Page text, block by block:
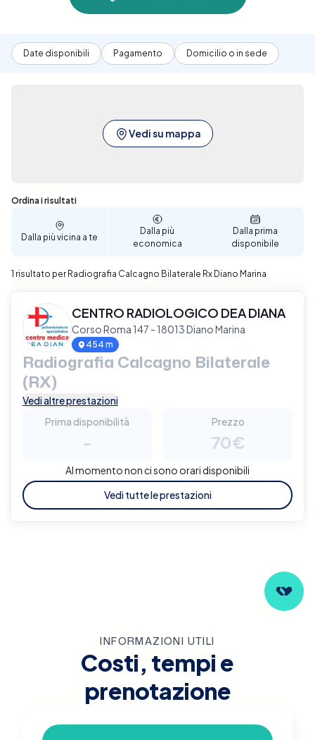
Date disponibili Pagamento Domicilio o in sede
Vedi su mappa
Sono stati trovati 1 risultati
Ordina i risultati
Dalla più vicina a te
Dalla più
economica
Dalla prima
disponibile
1 risultato per Radiografia Calcagno Bilaterale Rx Diano Marina
CENTRO RADIOLOGICO DEA DIANA
Corso Roma 147 - 18013 Diano Marina
454 m
Radiografia Calcagno Bilaterale
(RX)
Vedi altre prestazioni
Prima disponibilità
-
Prezzo
70€
Al momento non ci sono orari disponibili
Vedi tutte le prestazioni
INFORMAZIONI UTILI
Costi, tempi e
prenotazione